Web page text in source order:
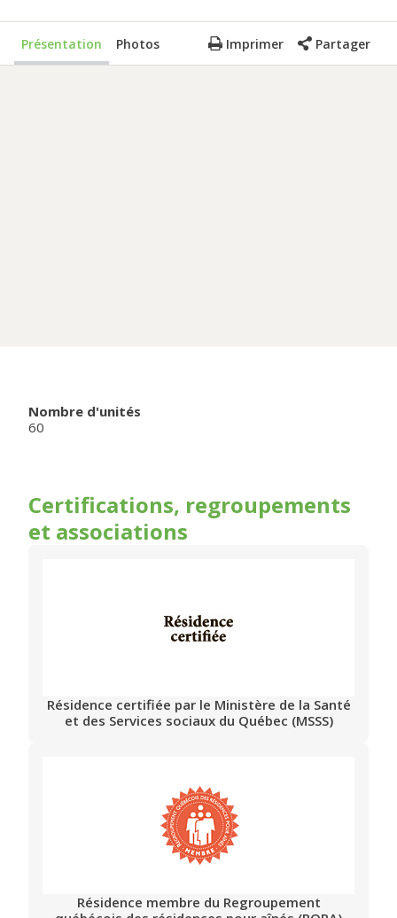
Présentation Photos Imprimer Partager
Nombre d'unités
60
Certifications, regroupements
et associations
Résidence certifiée par le Ministère de la Santé
et des Services sociaux du Québec (MSSS)
Résidence membre du Regroupement